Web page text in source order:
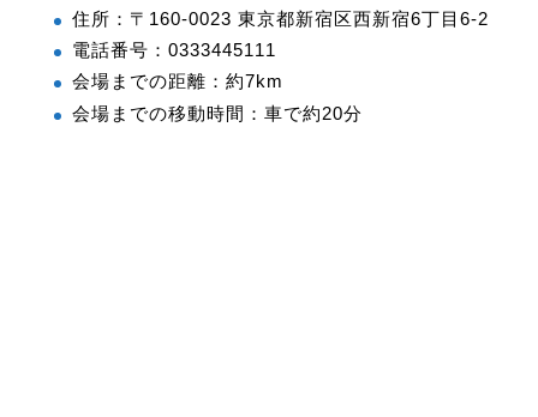
住所：〒160-0023 東京都新宿区西新宿6丁目6-2
電話番号：0333445111
会場までの距離：約7km
会場までの移動時間：車で約20分